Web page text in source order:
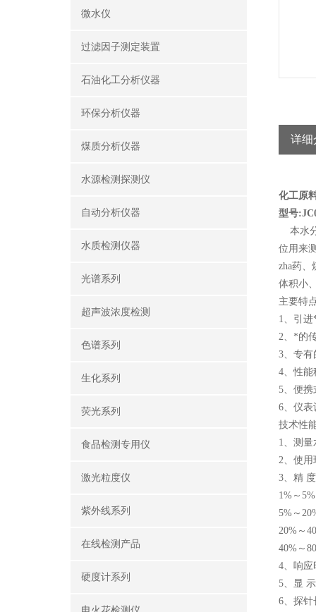
微水仪
过滤因子测定装置
石油化工分析仪器
环保分析仪器
煤质分析仪器
水源检测探测仪
自动分析仪器
水质检测仪器
光谱系列
超声波浓度检测
色谱系列
生化系列
荧光系列
食品检测专用仪
激光粒度仪
紫外线系列
在线检测产品
硬度计系列
详细
化工原
型号
本水
位用来
zha药
体积小
主要特
1、引
2、*的
3、专有
4、性能
5、便携
6、仪表
技术性
1、测量
2、使
3、精
1%～
5%～
20%～
40%～
4、响应
5、显
6、探针